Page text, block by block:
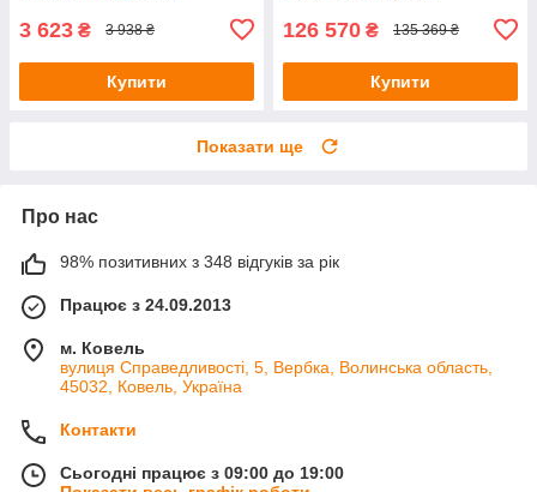
3 623 ₴ 3 938 ₴
Купити
126 570 ₴ 135 369 ₴
Купити
Показати ще
Про нас
98% позитивних з 348 відгуків за рік
Працює з 24.09.2013
м. Ковель
вулиця Справедливості, 5, Вербка, Волинська область,
45032, Ковель, Україна
Контакти
Сьогодні працює з 09:00 до 19:00